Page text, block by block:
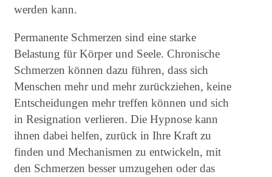
werden kann.
Permanente Schmerzen sind eine starke
Belastung für Körper und Seele. Chronische
Schmerzen können dazu führen, dass sich
Menschen mehr und mehr zurückziehen, keine
Entscheidungen mehr treffen können und sich
in Resignation verlieren. Die Hypnose kann
ihnen dabei helfen, zurück in Ihre Kraft zu
finden und Mechanismen zu entwickeln, mit
den Schmerzen besser umzugehen oder das